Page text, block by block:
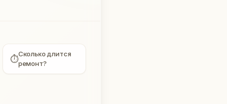
⏱Сколько длится
ремонт?